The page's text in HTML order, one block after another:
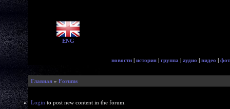
ENG
новости | история | группа | аудио | видео |
Главная » Forums
Login to post new content in the forum.